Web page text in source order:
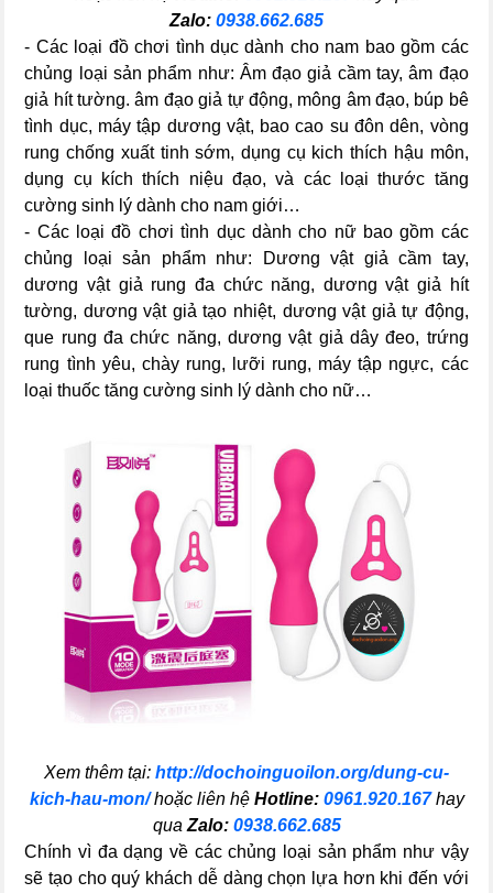
Zalo: 0938.662.685
- Các loại đồ chơi tình dục dành cho nam bao gồm các
chủng loại sản phẩm như: Âm đạo giả cầm tay, âm đạo
giả hít tường. âm đạo giả tự động, mông âm đạo, búp bê
tình dục, máy tập dương vật, bao cao su đôn dên, vòng
rung chống xuất tinh sớm, dụng cụ kich thích hậu môn,
dụng cụ kích thích niệu đạo, và các loại thước tăng
cường sinh lý dành cho nam giới…
- Các loại đồ chơi tình dục dành cho nữ bao gồm các
chủng loại sản phẩm như: Dương vật giả cầm tay,
dương vật giả rung đa chức năng, dương vật giả hít
tường, dương vật giả tạo nhiệt, dương vật giả tự động,
que rung đa chức năng, dương vật giả dây đeo, trứng
rung tình yêu, chày rung, lưỡi rung, máy tập ngực, các
loại thuốc tăng cường sinh lý dành cho nữ…
Xem thêm tại: http://dochoinguoilon.org/dung-cu-
kich-hau-mon/hoặc liên hệ Hotline: 0961.920.167hay
qua Zalo: 0938.662.685
Chính vì đa dạng về các chủng loại sản phẩm như vậy
sẽ tạo cho quý khách dễ dàng chọn lựa hơn khi đến với